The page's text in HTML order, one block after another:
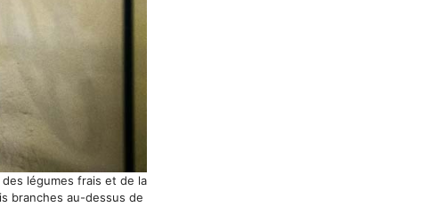
légumes frais et de la
branches au-dessus de